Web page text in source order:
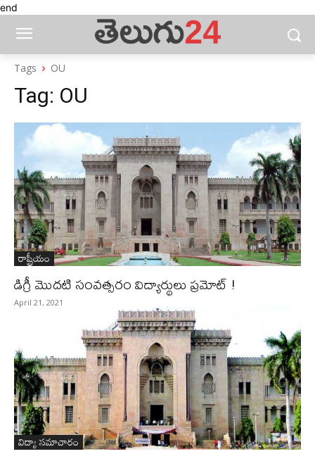
end
Tags OU
Tag: OU
రాష్ట్రీయం
డిగ్రీ మొదటి సంవత్సరం విద్యార్థులు ప్రమోట్‌ !
April 21, 2021
విద్యా సమాచారం